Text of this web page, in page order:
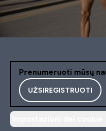
Prenumeruoti mūsų
UŽSIREGISTRUOTI